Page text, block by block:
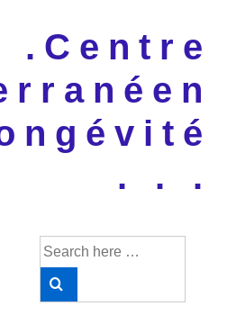
Main
.Centre
. . .
Search
for: